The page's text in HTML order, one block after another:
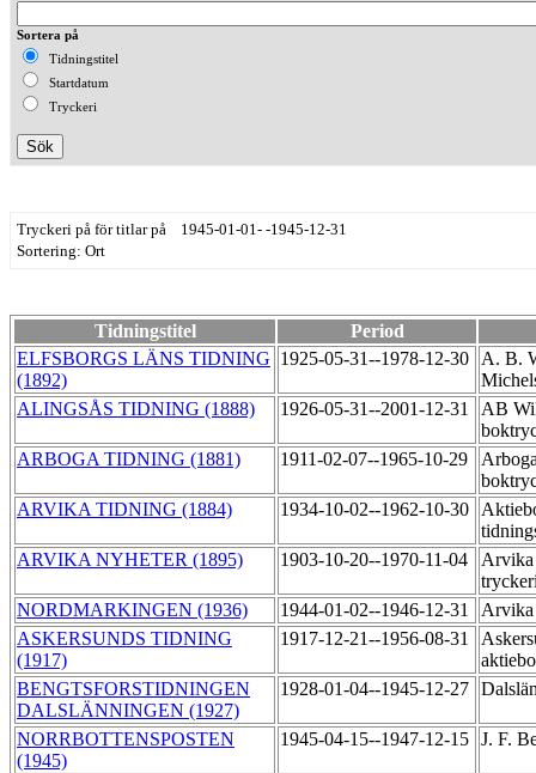
Sortera på
Tidningstitel
Startdatum
Tryckeri
Tryckeri på för titlar på 1945-01-01- -1945-12-31
Sortering: Ort
Tidningstitel
Period
ELFSBORGS LÄNS TIDNING
(1892)
1925-05-31--1978-12-30
A. B.
ALINGSÅS TIDNING (1888)
1926-05-31--2001-12-31
AB
ARBOGA TIDNING (1881)
1911-02-07--1965-10-29
ARVIKA TIDNING (1884)
1934-10-02--1962-10-30
ARVIKA NYHETER (1895)
1903-10-20--1970-11-04
Arvika
NORDMARKINGEN (1936)
1944-01-02--1946-12-31
ASKERSUNDS TIDNING
(1917)
1917-12-21--1956-08-31
BENGTSFORSTIDNINGEN
DALSLÄNNINGEN (1927)
1928-01-04--1945-12-27
NORRBOTTENSPOSTEN
(1945)
1945-04-15--1947-12-15 J. F.